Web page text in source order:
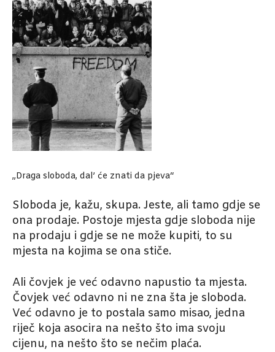
„Draga sloboda, dal’ će znati da pjeva“
Sloboda je, kažu, skupa. Jeste, ali tamo gdje se
ona prodaje. Postoje mjesta gdje sloboda nije
na prodaju i gdje se ne može kupiti, to su
mjesta na kojima se ona stiče.
Ali čovjek je već odavno napustio ta mjesta.
Čovjek već odavno ni ne zna šta je sloboda.
Već odavno je to postala samo misao, jedna
riječ koja asocira na nešto što ima svoju
cijenu, na nešto što se nečim plaća.